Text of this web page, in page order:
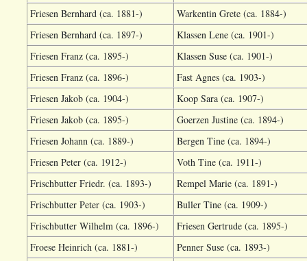
Friesen Bernhard (ca. 1881-)
Warkentin Grete (ca. 1884-)
Friesen Bernhard (ca. 1897-)
Klassen Lene (ca. 1901-)
Friesen Franz (ca. 1895-)
Klassen Suse (ca. 1901-)
Friesen Franz (ca. 1896-)
Fast Agnes (ca. 1903-)
Friesen Jakob (ca. 1904-)
Koop Sara (ca. 1907-)
Friesen Jakob (ca. 1895-)
Goerzen Justine (ca. 1894-)
Friesen Johann (ca. 1889-)
Bergen Tine (ca. 1894-)
Friesen Peter (ca. 1912-)
Voth Tine (ca. 1911-)
Frischbutter Friedr. (ca. 1893-)
Rempel Marie (ca. 1891-)
Frischbutter Peter (ca. 1903-)
Buller Tine (ca. 1909-)
Frischbutter Wilhelm (ca. 1896-)
Friesen Gertrude (ca. 1895-)
Froese Heinrich (ca. 1881-)
Penner Suse (ca. 1893-)